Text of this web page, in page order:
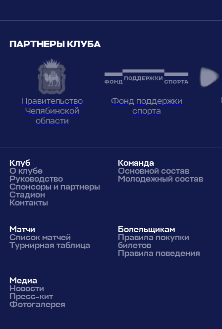
ПАРТНЕРЫ КЛУБА
Правительство
Челябинской
области
Фонд поддержки
спорта
Клуб
О клубе
Руководство
Спонсоры и партнеры
Стадион
Контакты
Команда
Основной состав
Молодежный состав
Матчи
Список матчей
Турнирная таблица
Болельщикам
Правила покупки
билетов
Правила поведения
Медиа
Новости
Пресс-кит
Фотогалерея